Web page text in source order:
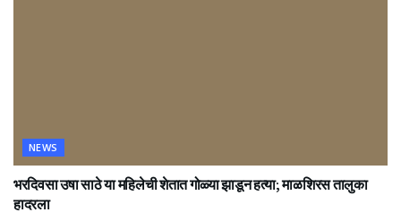
NEWS
भरदिवसा उषा साठे या महिलेची शेतात गोळ्या झाडून हत्या; माळशिरस तालुका
हादरला